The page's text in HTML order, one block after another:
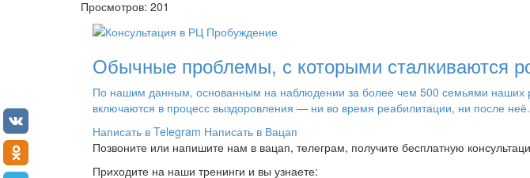
Просмотров: 201
Обычные проблемы, с которыми сталкиваются
По нашим данным, основанным на наблюдении за более чем 500 семьями наших
включаются в процесс выздоровления — ни во время реабилитации, ни после неё.
Написать в Telegram Написать в Вацап
Позвоните или напишите нам в вацап, телеграм, получите бесплатную
Приходите на наши тренинги и вы узнаете: